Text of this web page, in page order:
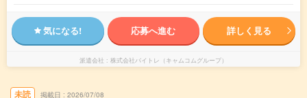
気になる! 応募へ進む 詳しく見る
派遣会社 株式会社バイトレ（キャムコムグループ）
未読 掲載日 2026/07/08